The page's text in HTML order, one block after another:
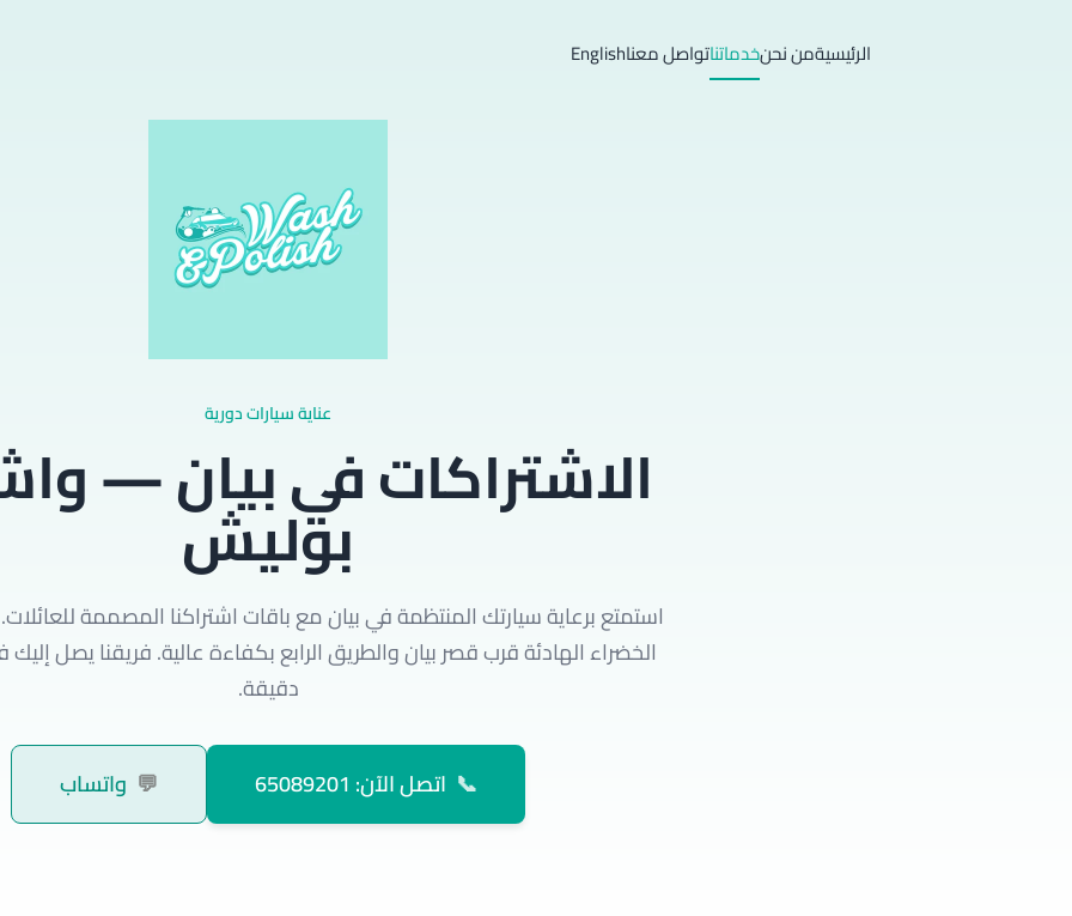
الرئيسيةمن نحنخدماتناتواصل معناEnglish
عناية سيارات دورية
الاشتراكات في بيان —
بوليش
استمتع برعاية سيارتك المنتظمة في بيان مع باقات اشتراكنا المصممة
دقيقة.
📞 اتصل الآن: 65089201 💬 واتساب